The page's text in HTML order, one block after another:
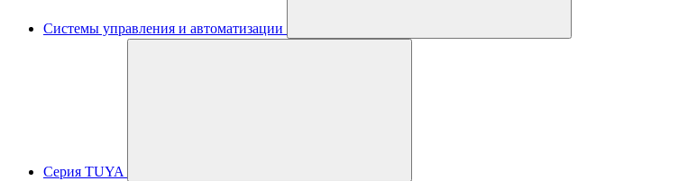
Системы управления и автоматизации
Серия TUYA